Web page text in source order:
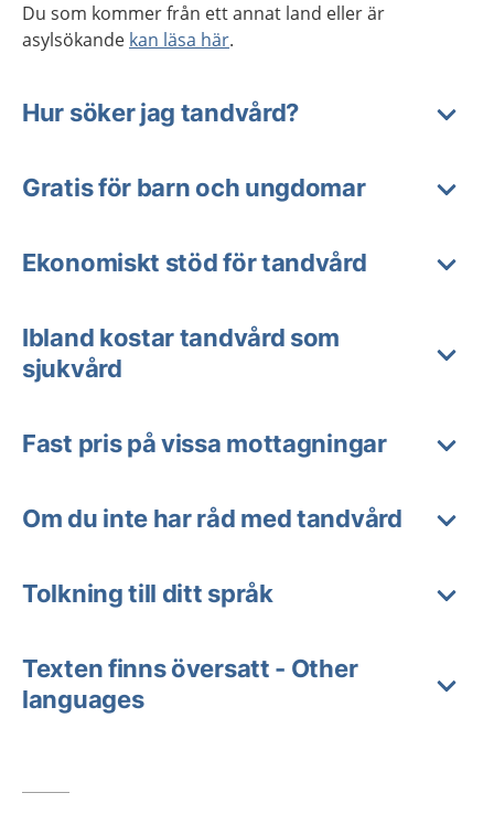
Du som kommer från ett annat land eller är
asylsökande kan läsa här.
Hur söker jag tandvård?
Gratis för barn och ungdomar
Ekonomiskt stöd för tandvård
Ibland kostar tandvård som
sjukvård
Fast pris på vissa mottagningar
Om du inte har råd med tandvård
Tolkning till ditt språk
Texten finns översatt - Other
languages